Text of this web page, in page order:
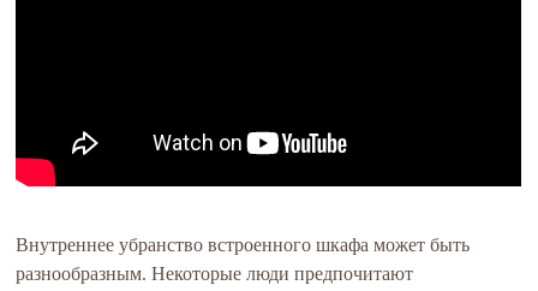
Внутреннее убранство встроенного шкафа может быть
разнообразным. Некоторые люди предпочитают